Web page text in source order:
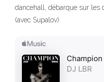
dancehall, débarque sur les
(avec Supalov)